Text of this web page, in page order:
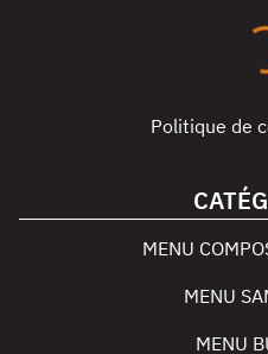
Politique de
MENU
MENU
MENU